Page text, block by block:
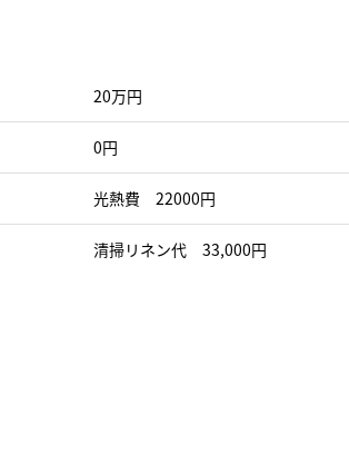
20万円
0円
光熱費 22000円
清掃リネン代 33,000円